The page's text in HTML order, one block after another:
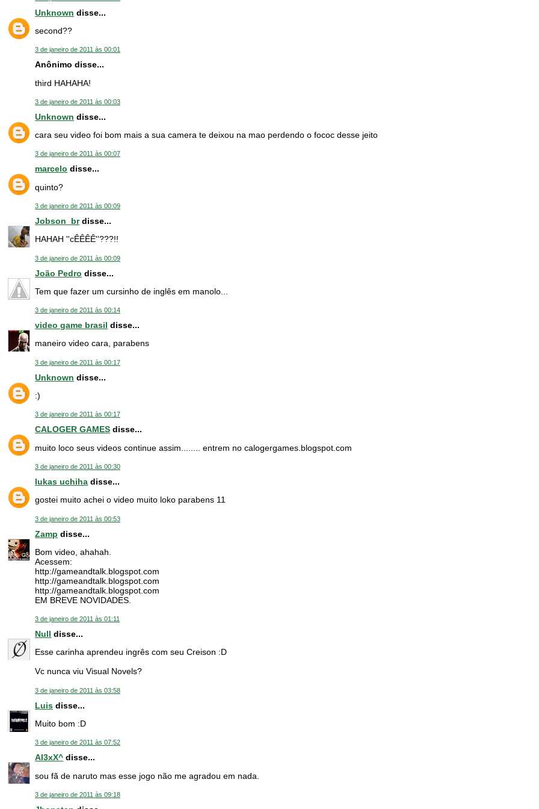
Unknown disse...
second??
3 de janeiro de 2011 às 00:01
Anônimo disse...
third HAHAHA!
3 de janeiro de 2011 às 00:03
Unknown disse...
cara seu video foi bom mais a sua camera te deixou na mao perdendo o fococ desse jeito
3 de janeiro de 2011 às 00:07
marcelo disse...
quinto?
3 de janeiro de 2011 às 00:09
Jobson_brdisse...
HAHAH ''cÊÊÊÊ''???!!
3 de janeiro de 2011 às 00:09
João Pedro disse...
Tem que fazer um cursinho de inglês em manolo...
3 de janeiro de 2011 às 00:14
video game brasil disse...
maneiro video cara, parabens
3 de janeiro de 2011 às 00:17
Unknown disse...
:)
3 de janeiro de 2011 às 00:17
CALOGER GAMES disse...
muito loco seus videos continue assim........ entrem no calogergames.blogspot.com
3 de janeiro de 2011 às 00:30
lukas uchiha disse...
gostei muito achei o video muito loko parabens 11
3 de janeiro de 2011 às 00:53
Zamp disse...
Bom video, ahahah.
Acessem:
http://gameandtalk.blogspot.com
http://gameandtalk.blogspot.com
http://gameandtalk.blogspot.com
EM BREVE NOVIDADES.
3 de janeiro de 2011 às 01:11
Null disse...
Esse carinha aprendeu ingrês com seu Creison :D
Vc nunca viu Visual Novels?
3 de janeiro de 2011 às 03:58
Luis disse...
Muito bom :D
3 de janeiro de 2011 às 07:52
Al3xX^ disse...
sou fã de naruto mas esse jogo não me agradou em nada.
3 de janeiro de 2011 às 09:18